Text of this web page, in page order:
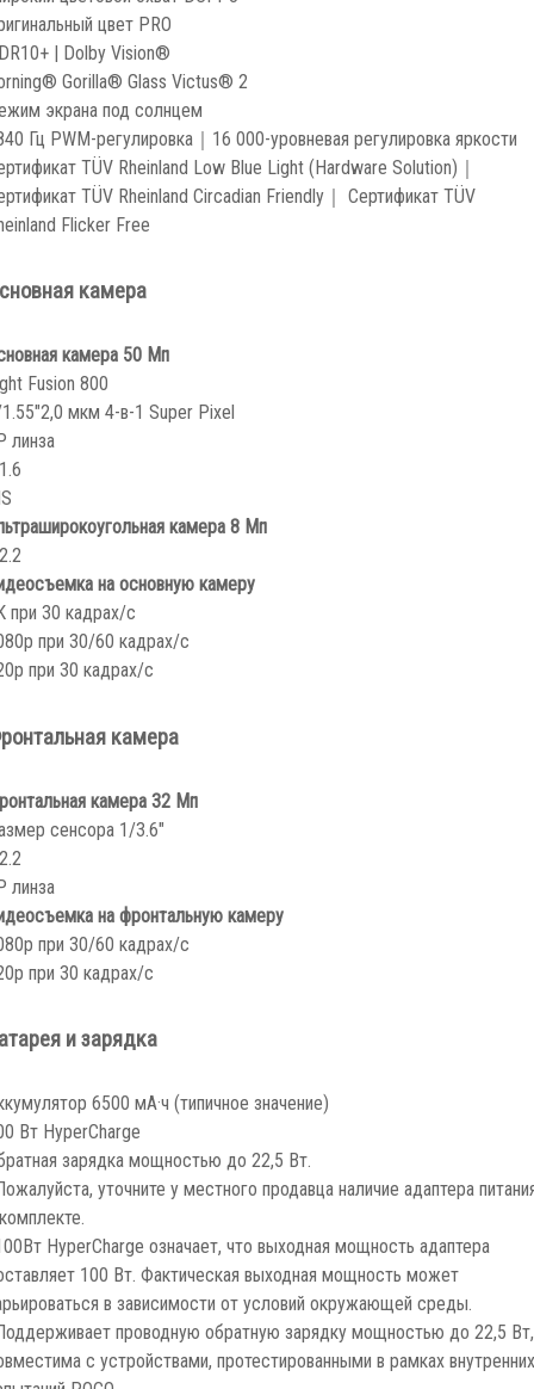
цвет PRO
| Dolby Vision®
Gorilla® Glass Victus® 2
экрана под солнцем
Гц PWM-регулировка｜16 000-уровневая регулировка яркости
TÜV Rheinland Low Blue Light (Hardware Solution)｜
TÜV Rheinland Circadian Friendly｜ Сертификат TÜV
Flicker Free
камера
камера 50 Мп
Fusion 800
2,0 мкм 4-в-1 Super Pixel
линза
камера 8 Мп
на основную камеру
при 30 кадрах/с
при 30/60 кадрах/с
при 30 кадрах/с
камера
камера 32 Мп
сенсора 1/3.6″
линза
на фронтальную камеру
при 30/60 кадрах/с
при 30 кадрах/с
и зарядка
6500 мА·ч (типичное значение)
Вт HyperCharge
зарядка мощностью до 22,5 Вт.
уточните у местного продавца наличие адаптера
HyperCharge означает, что выходная мощность адаптера
100 Вт. Фактическая выходная мощность может
в зависимости от условий окружающей среды.
проводную обратную зарядку мощностью до 22,5 Вт,
с устройствами, протестированными в рамках внутренних
POCO.